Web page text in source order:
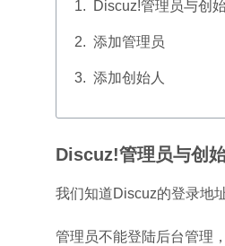
Discuz!管理员与创
添加管理员
添加创始人
Discuz!管理员与创
我们知道Discuz的登录地
管理员不能登陆后台管理